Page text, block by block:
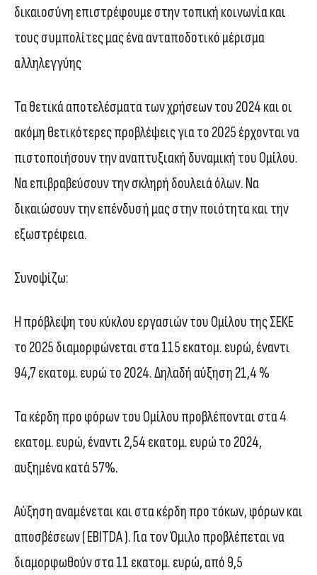
δικαιοσύνη επιστρέφουμε στην τοπική κοινωνία και
τους συμπολίτες μας ένα ανταποδοτικό μέρισμα
αλληλεγγύης
Τα θετικά αποτελέσματα των χρήσεων του 2024 και οι
ακόμη θετικότερες προβλέψεις για το 2025 έρχονται να
πιστοποιήσουν την αναπτυξιακή δυναμική του Ομίλου.
Να επιβραβεύσουν την σκληρή δουλειά όλων. Να
δικαιώσουν την επένδυσή μας στην ποιότητα και την
εξωστρέφεια.
Συνοψίζω:
Η πρόβλεψη του κύκλου εργασιών του Ομίλου της ΣΕΚΕ
το 2025 διαμορφώνεται στα 115 εκατομ. ευρώ, έναντι
94,7 εκατομ. ευρώ το 2024. Δηλαδή αύξηση 21,4 %
Τα κέρδη προ φόρων του Ομίλου προβλέπονται στα 4
εκατομ. ευρώ, έναντι 2,54 εκατομ. ευρώ το 2024,
αυξημένα κατά 57%.
Αύξηση αναμένεται και στα κέρδη προ τόκων, φόρων και
αποσβέσεων ( EBITDA ). Για τον Όμιλο προβλέπεται να
διαμορφωθούν στα 11 εκατομ. ευρώ, από 9,5